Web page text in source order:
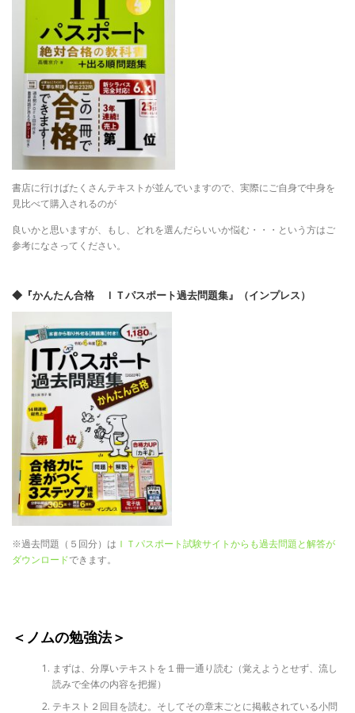
書店に行けばたくさんテキストが並んでいますので、実際にご自身で中身を
見比べて購入されるのが
良いかと思いますが、もし、どれを選んだらいいか悩む・・・という方はご
参考になさってください。
◆『かんたん合格 ＩＴパスポート過去問題集』（インプレス）
※過去問題（５回分）は ＩＴパスポート試験サイトからも過去問題と解答が
ダウンロードできます。
＜ノムの勉強法＞
まずは、分厚いテキストを１冊一通り読む（覚えようとせず、流し
読みで全体の内容を把握）
テキスト２回目を読む。そしてその章末ごとに掲載されている小問